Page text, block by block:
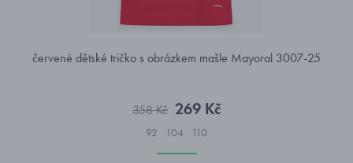
červené dětské tričko s obrázkem mašle Mayoral 3007-25
358 Kč 269 Kč
92 104 110